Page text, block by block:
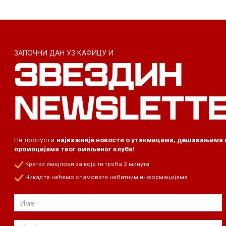
ЗАПОЧНИ ДАН УЗ КАФИЦУ И
ЗВЕЗДИН
Не пропусти најважније новости о утакмицама, дешавањима
промоцијама твог омиљеног клуба!
Кратки имејлови за које ти треба 2 минута
Никад те нећемо спамовати небитним информацијама
Email